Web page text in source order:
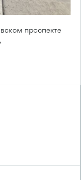
проспекте